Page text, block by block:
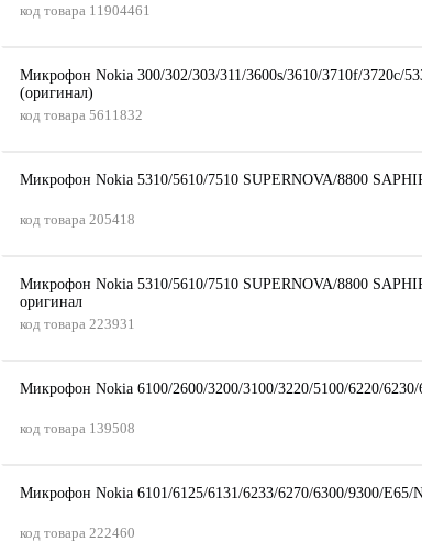
код товара 11904461
Микрофон Nokia 300/302/303/311/3600s/3610/3710f/3720c/
(оригинал)
код товара 5611832
Микрофон Nokia 5310/5610/7510 SUPERNOVA/8800
код товара 205418
Микрофон Nokia 5310/5610/7510 SUPERNOVA/8800
оригинал
код товара 223931
Микрофон Nokia 6100/2600/3200/3100/3220/5100/6220/
код товара 139508
Микрофон Nokia 6101/6125/6131/6233/6270/6300/9300/E65/
код товара 222460